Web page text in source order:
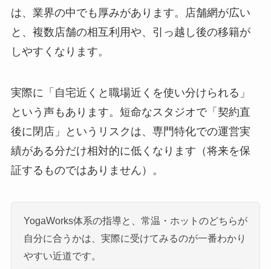
は、業界の中でも厚みがあります。店舗網が広い
と、複数店舗の相互利用や、引っ越し後の移籍が
しやすくなります。
実際に「自宅近くと職場近くを使い分けられる」
という声もあります。短命なスタジオで「契約直
後に閉店」というリスクは、専門特化での運営実
績がある分だけ相対的に低くなります（将来を保
証するものではありません）。
YogaWorks体系の指導と、常温・ホットのどちらが
自分に合うかは、実際に受けてみるのが一番わかり
やすい近道です。